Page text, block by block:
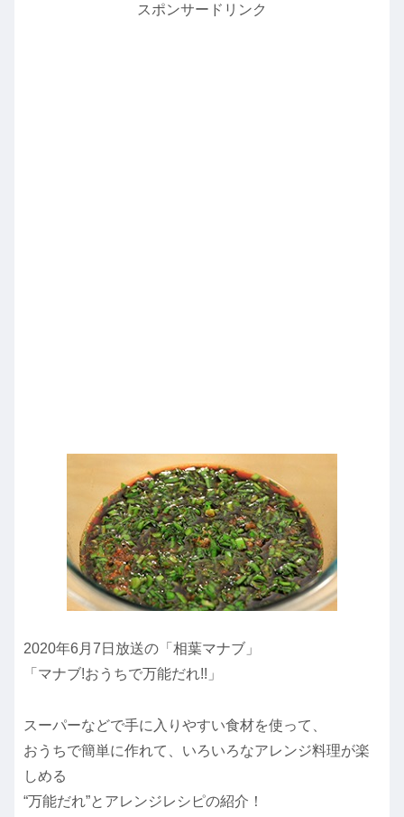
スポンサードリンク
2020年6月7日放送の「相葉マナブ」
「マナブ!おうちで万能だれ!!」
スーパーなどで手に入りやすい食材を使って、
おうちで簡単に作れて、いろいろなアレンジ料理が楽
しめる
“万能だれ”とアレンジレシピの紹介！